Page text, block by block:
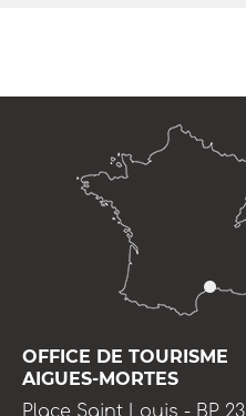
OFFICE DE TOURISME
AIGUES-MORTES
Place Saint Louis - BP 23